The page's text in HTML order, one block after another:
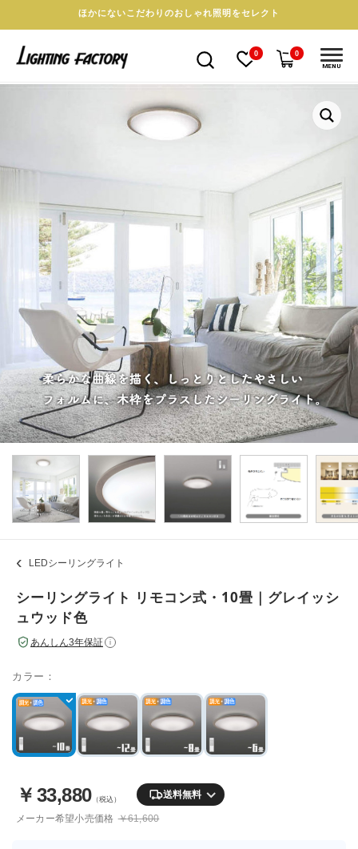
ほかにないこだわりのおしゃれ照明をセレクト
0 0
MENU
LEDシーリングライト
シーリングライト リモコン式・10畳｜グレイッシ
ュウッド色
あんしん3年保証 i
カラー：
￥ 33,880（税込） 送料無料
メーカー希望小売価格 ￥61,600